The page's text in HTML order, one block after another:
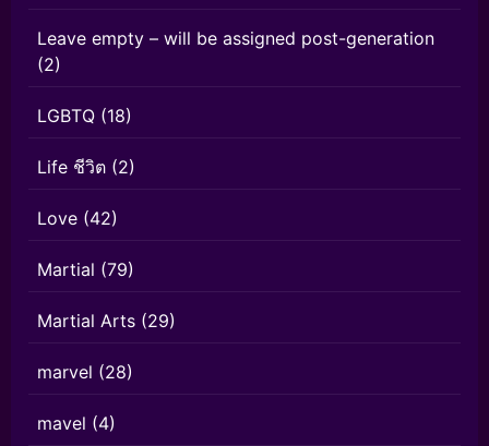
Leave empty – will be assigned post-generation
(2)
LGBTQ (18)
Life ชีวิต (2)
Love (42)
Martial (79)
Martial Arts (29)
marvel (28)
mavel (4)